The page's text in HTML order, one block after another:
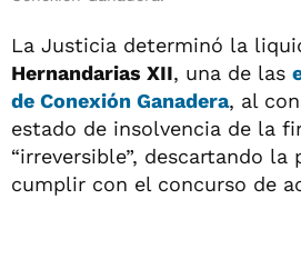
La Justicia determinó la
Hernandarias XII, una de las
de Conexión Ganadera, al
estado de insolvencia de la
“irreversible”, descartando la
cumplir con el concurso de